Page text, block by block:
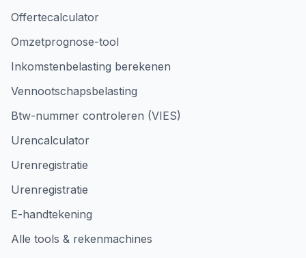
Offertecalculator
Omzetprognose-tool
Inkomstenbelasting berekenen
Vennootschapsbelasting
Btw-nummer controleren (VIES)
Urencalculator
Urenregistratie
Urenregistratie
E-handtekening
Alle tools & rekenmachines